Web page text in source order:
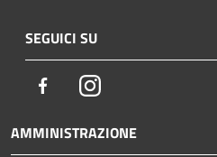
SEGUICI SU
FacebookInstagram
AMMINISTRAZIONE